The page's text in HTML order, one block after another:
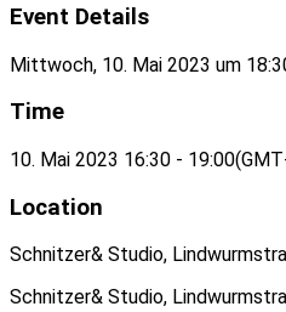
Event Details
Mittwoch, 10. Mai 2023 um
Time
10. Mai 2023 16:30 - 19:00
Location
Schnitzer& Studio,
Schnitzer& Studio,